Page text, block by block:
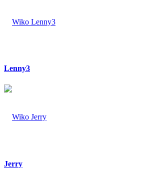
Lenny3
Jerry